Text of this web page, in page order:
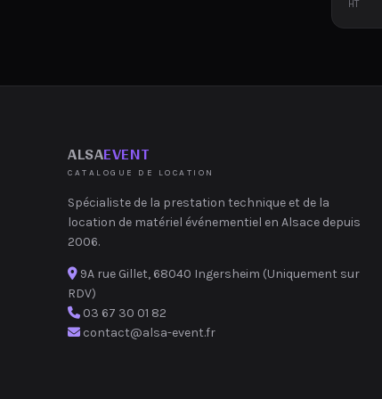
HT
ALSAEVENT
CATALOGUE DE LOCATION
Spécialiste de la prestation technique et de la
location de matériel événementiel en Alsace depuis
2006.
9A rue Gillet, 68040 Ingersheim (Uniquement sur
RDV)
03 67 30 01 82
contact@alsa-event.fr